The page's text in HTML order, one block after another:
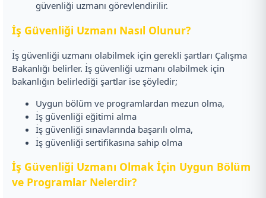
güvenliği uzmanı görevlendirilir.
İş Güvenliği Uzmanı Nasıl Olunur?
İş güvenliği uzmanı olabilmek için gerekli şartları Çalışma
Bakanlığı belirler. İş güvenliği uzmanı olabilmek için
bakanlığın belirlediği şartlar ise şöyledir;
Uygun bölüm ve programlardan mezun olma,
İş güvenliği eğitimi alma
İş güvenliği sınavlarında başarılı olma,
İş güvenliği sertifikasına sahip olma
İş Güvenliği Uzmanı Olmak İçin Uygun Bölüm
ve Programlar Nelerdir?